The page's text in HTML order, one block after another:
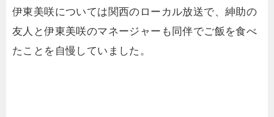
伊東美咲については関西のローカル放送で、紳助の
友人と伊東美咲のマネージャーも同伴でご飯を食べ
たことを自慢していました。